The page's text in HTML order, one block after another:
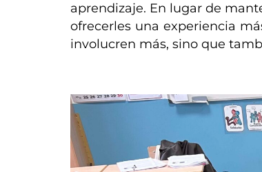
aprendizaje. En lugar de
ofrecerles una experiencia
involucren más, sino que